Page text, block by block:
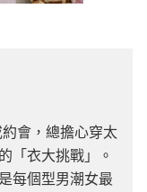
會，總擔心穿太
「衣大挑戰」。
每個型男潮女最